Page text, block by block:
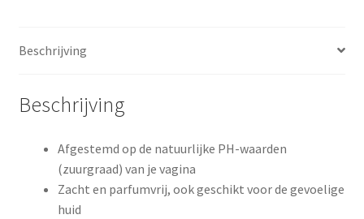
Beschrijving
Beschrijving
Afgestemd op de natuurlijke PH-waarden
(zuurgraad) van je vagina
Zacht en parfumvrij, ook geschikt voor de gevoelige
huid